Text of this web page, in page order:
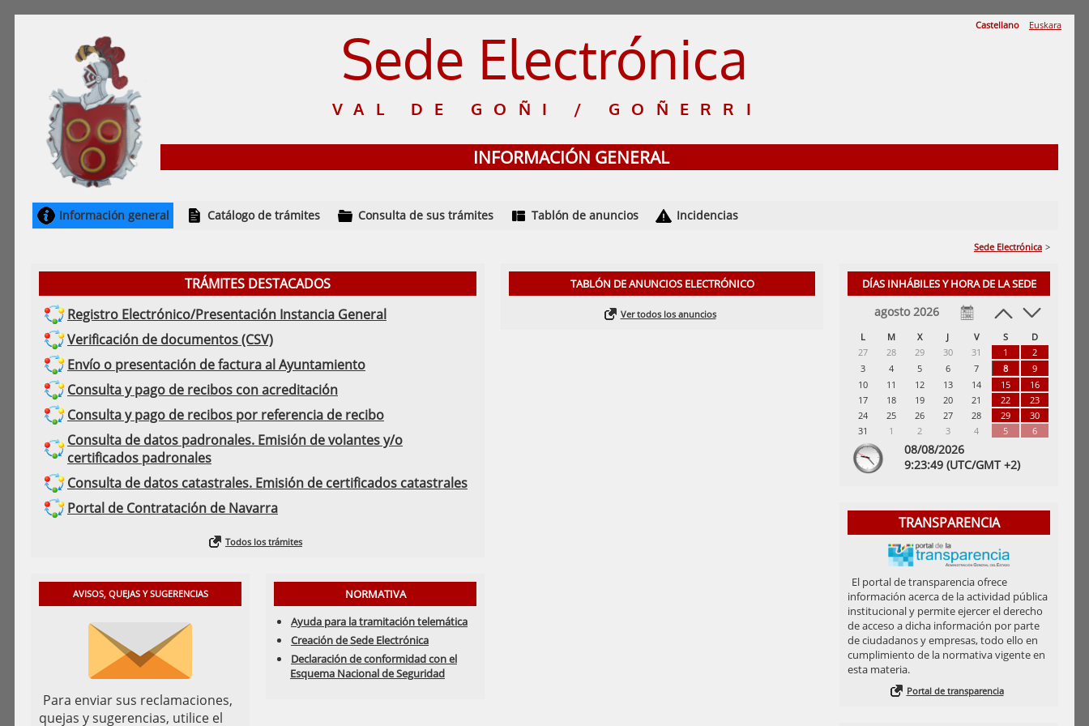
Castellano Euskara
Sede Electrónica
VAL DE GOÑI / GOÑERRI
INFORMACIÓN GENERAL
Información general Catálogo de trámites Consulta de sus trámites Tablón de anuncios Incidencias
Sede Electrónica >
TRÁMITES DESTACADOS
Registro Electrónico/Presentación Instancia General
Verificación de documentos (CSV)
Envío o presentación de factura al Ayuntamiento
Consulta y pago de recibos con acreditación
Consulta y pago de recibos por referencia de recibo
Consulta de datos padronales. Emisión de volantes y/o
certificados padronales
Consulta de datos catastrales. Emisión de certificados catastrales
Portal de Contratación de Navarra
Todos los trámites
AVISOS, QUEJAS Y SUGERENCIAS
Para enviar sus reclamaciones,
quejas y sugerencias, utilice el
NORMATIVA
Ayuda para la tramitación telemática
Creación de Sede Electrónica
Declaración de conformidad con el
Esquema Nacional de Seguridad
TABLÓN DE ANUNCIOS ELECTRÓNICO
Ver todos los anuncios
DÍAS INHÁBILES Y HORA DE LA SEDE
agosto 2026
L M X J V S
D
27
28 29 30 31 1
2
3
4 5 6 7 8
9
10
11 12 13 14 15
16
17
18 19 20 21 22
23
24
25 26 27 28 29
30
31
1 2 3 4 5 6
08/08/2026
9:23:49 (UTC/GMT +2)
TRANSPARENCIA
El portal de transparencia ofrece
información acerca de la actividad pública
institucional y permite ejercer el derecho
de acceso a dicha información por parte
de ciudadanos y empresas, todo ello en
cumplimiento de la normativa vigente en
esta materia.
Portal de transparencia